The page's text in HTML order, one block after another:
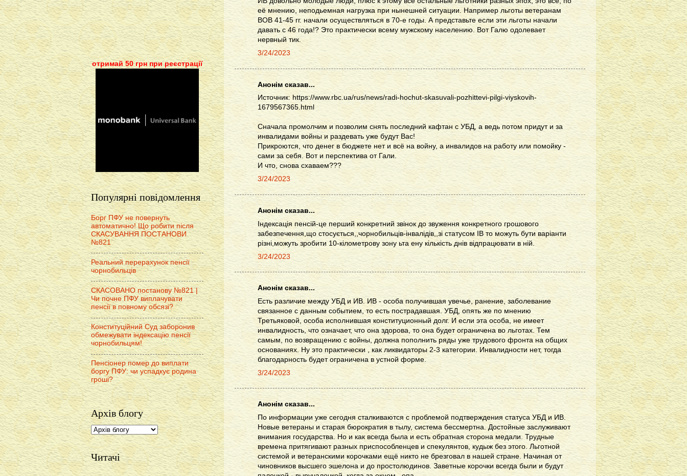
её мнению, неподьемная нагрузка при нынешней ситуации. Например льготы ветеранам
ВОВ 41-45 гг. начали осуществляться в 70-е годы. А представьте если эти льготы начали
давать с 46 года!? Это практически всему мужскому населению. Вот Галю одолевает
нервный тик.
3/24/2023
Анонім сказав...
Источник: https://www.rbc.ua/rus/news/radi-hochut-skasuvali-pozhittevi-pilgi-viyskovih-
1679567365.html
Сначала промолчим и позволим снять последний кафтан с УБД, а ведь потом придут и за
инвалидами войны и раздевать уже будут Вас!
Прикроются, что денег в бюджете нет и всё на войну, а инвалидов на работу или помойку -
сами за себя. Вот и перспектива от Гали.
И что, снова схаваем???
3/24/2023
Анонім сказав...
Індексація пенсій-це перший конкретний звінок до звуження конкретного грошового
забезпечення,що стосується,,чорнобильців-інвалідів,,зі статусом ІВ то можуть бути варіанти
різні,можуть зробити 10-кілометрову зону ьта ену кількість днів відпрацювати в ній.
3/24/2023
Анонім сказав...
Есть различие между УБД и ИВ. ИВ - особа получившая увечье, ранение, заболевание
связанное с данным событием, то есть пострадавшая. УБД, опять же по мнению
Третьяковой, особа исполнившая конституционный долг. И если эта особа, не имеет
инвалидность, что означает, что она здорова, то она будет ограничена во льготах. Тем
самым, по возвращению с войны, должна пополнить ряды уже трудового фронта на общих
основаниях. Ну это практически , как ликвидаторы 2-3 категории. Инвалидности нет, тогда
благодарность будет ограничена в устной форме.
3/24/2023
Анонім сказав...
По информации уже сегодня сталкиваются с проблемой подтверждения статуса УБД и ИВ.
Новые ветераны и старая бюрократия в тылу, система бессмертна. Достойные заслуживают
внимания государства. Но и как всегда была и есть обратная сторона медали. Трудные
времена притягивают разных приспособленцев и спекулянтов, кудыж без этого. Льготной
системой и ветеранскими корочками ещё никто не брезговал в нашей стране. Начиная от
чиновников высшего эшелона и до простолюдинов. Заветные корочки всегда были и будут
отримай 50 грн при реєстрації
Популярні повідомлення
Борг ПФУ не повернуть
автоматично! Що робити після
СКАСУВАННЯ ПОСТАНОВИ
№821
Реальний перерахунок пенсії
чорнобильців
СКАСОВАНО постанову №821 |
Чи почне ПФУ виплачувати
пенсії в повному обсязі?
Конституційний Суд заборонив
обмежувати індексацію пенсії
чорнобильцям!
Пенсіонер помер до виплати
боргу ПФУ: чи успадкує родина
гроші?
Архів блогу
Читачі